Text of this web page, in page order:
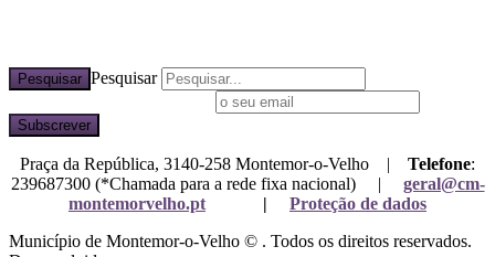
Pesquisar Pesquisar
Praça da República, 3140-258 Montemor-o-Velho | Telefone:
239687300 (*Chamada para a rede fixa nacional) | geral@cm-
montemorvelho.pt
| Proteção de dados
Município de Montemor-o-Velho © . Todos os direitos reservados.